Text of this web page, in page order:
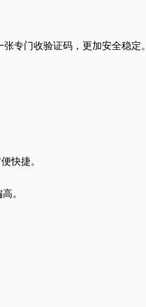
张专门收验证码，更加安全稳定。
快捷。
。